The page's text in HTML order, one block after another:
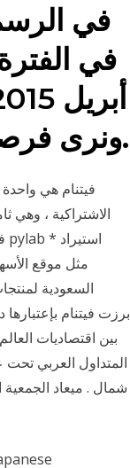
في
ونرى فرصة بيعية للتداول بناءً علَى إشارة البولينجر.
فيتنام هي
الاشتراكية ، وهي
بين اقتصاديات